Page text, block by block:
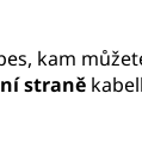
kam
straně